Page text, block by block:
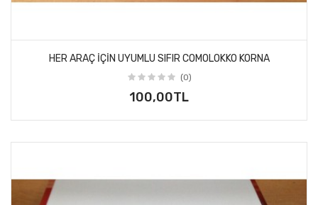
HER ARAÇ IÇIN UYUMLU SIFIR COMOLOKKO KORNA
(0)
100,00TL